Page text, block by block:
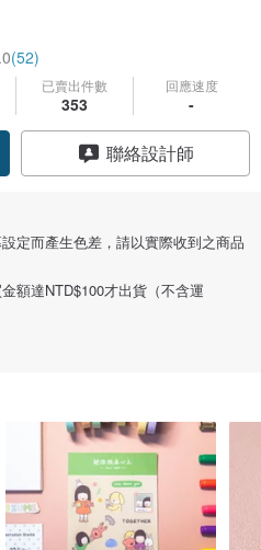
(52)
已賣出件數
353
回應速度
-
聯絡設計師
定而產生色差，請以實際收到之商品
額達NTD$100才出貨（不含運